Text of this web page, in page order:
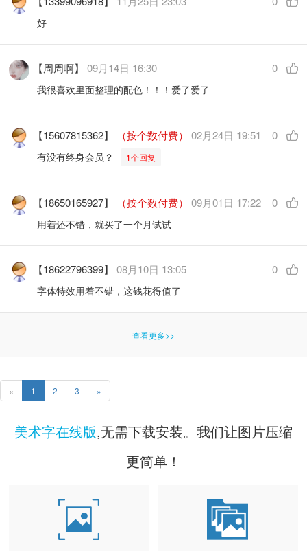
好
【周周啊】09月14日 16:30 0
我很喜欢里面整理的配色！！！爱了爱了
【15607815362】 （按个数付费） 02月24日 19:51 0
有没有终身会员？ 1个回复
【18650165927】 （按个数付费） 09月01日 17:22 0
用着还不错，就买了一个月试试
【18622796399】08月10日 13:05 0
字体特效用着不错，这钱花得值了
查看更多>>
« 1 2 3 »
美术字在线版,无需下载安装。我们让图片压缩
更简单！